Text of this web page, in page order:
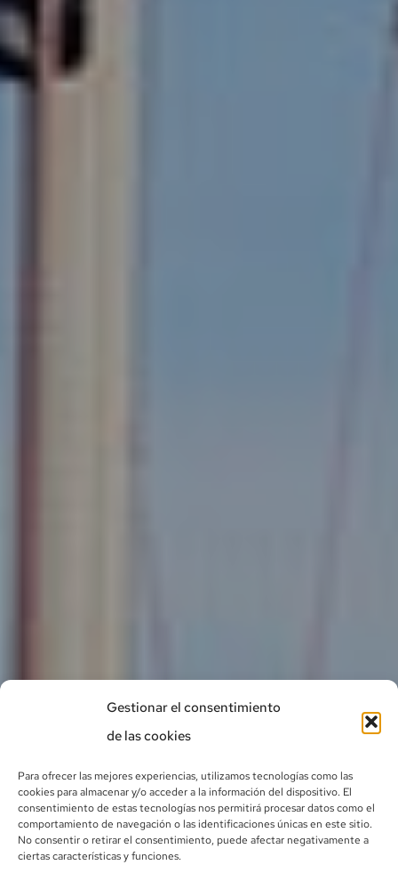
Gestionar el consentimiento
de las cookies
Para ofrecer las mejores experiencias, utilizamos tecnologías como las
cookies para almacenar y/o acceder a la información del dispositivo. El
consentimiento de estas tecnologías nos permitirá procesar datos como el
comportamiento de navegación o las identificaciones únicas en este sitio.
No consentir o retirar el consentimiento, puede afectar negativamente a
ciertas características y funciones.